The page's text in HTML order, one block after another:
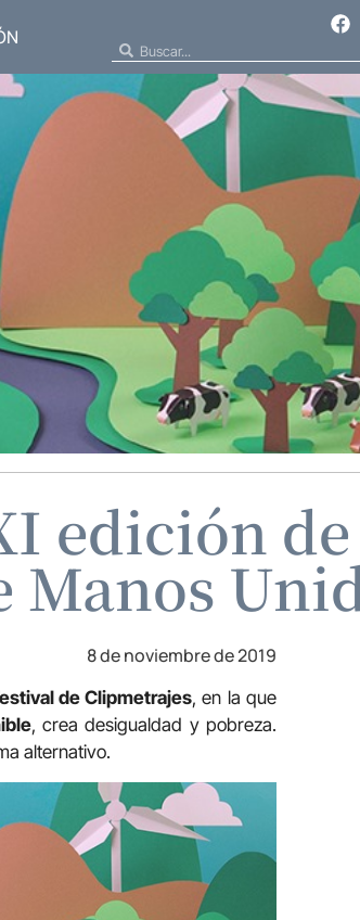
edición de
Manos
8 de noviembre de 2019
de Clipmetrajes, en la que
, crea desigualdad y pobreza.
alternativo.